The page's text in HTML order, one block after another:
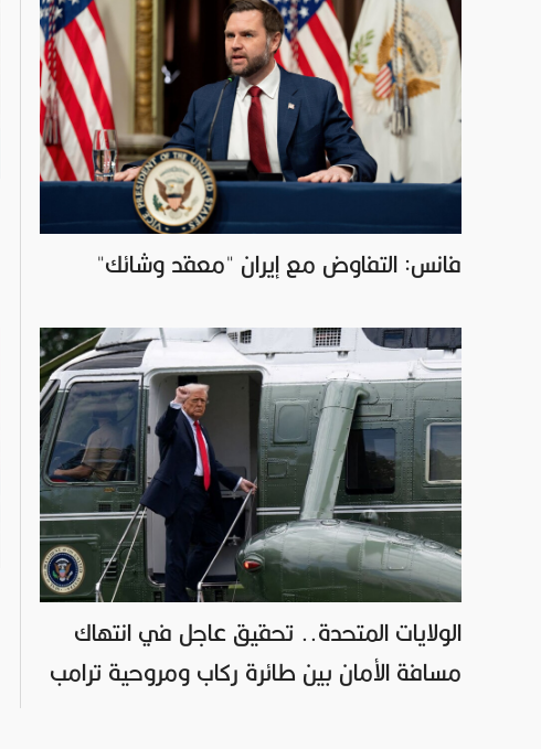
فانس: التفاوض مع إيران "معقد وشائك"
الولايات المتحدة.. تحقيق عاجل في انتهاك
مسافة الأمان بين طائرة ركاب ومروحية ترامب